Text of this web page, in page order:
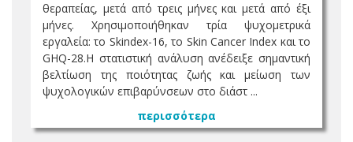
θεραπείας, μετά από τρεις μήνες και μετά από έξι
μήνες. Χρησιμοποιήθηκαν τρία ψυχομετρικά
εργαλεία: το Skindex-16, το Skin Cancer Index και το
GHQ-28.Η στατιστική ανάλυση ανέδειξε σημαντική
βελτίωση της ποιότητας ζωής και μείωση των
ψυχολογικών επιβαρύνσεων στο διάστ ...
περισσότερα